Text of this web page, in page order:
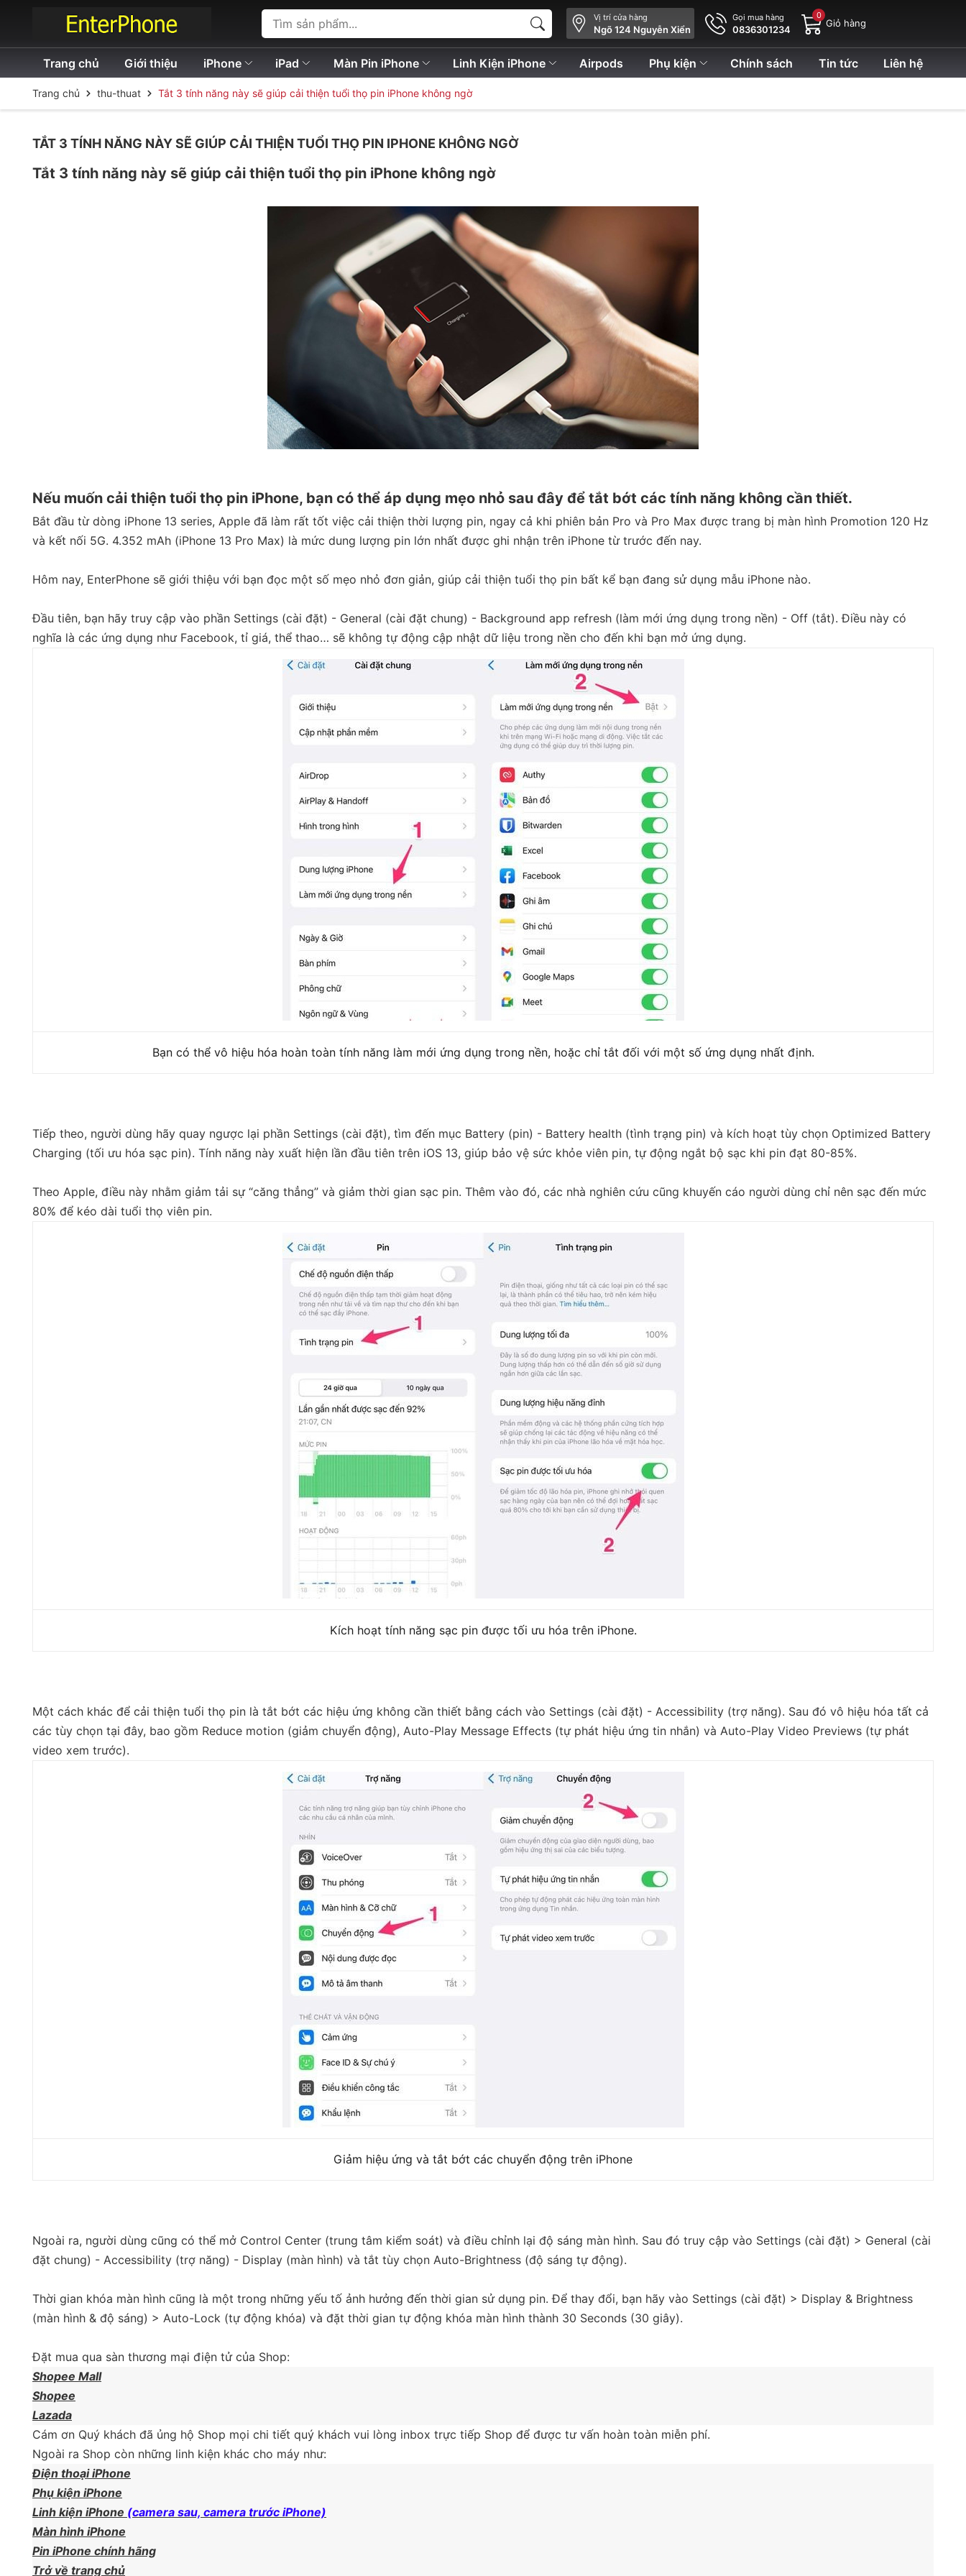
Vị trí cửa hàng
Ngõ 124 Nguyễn Xiển
Gọi mua hàng
0836301234
0
Giỏ hàng
Trang chủ Giới thiệu iPhone iPad Màn Pin iPhone Linh Kiện iPhone Airpods Phụ kiện Chính sách Tin tức Liên hệ
Trang chủ thu-thuat Tắt 3 tính năng này sẽ giúp cải thiện tuổi thọ pin iPhone không ngờ
TẮT 3 TÍNH NĂNG NÀY SẼ GIÚP CẢI THIỆN TUỔI THỌ PIN IPHONE KHÔNG NGỜ
Tắt 3 tính năng này sẽ giúp cải thiện tuổi thọ pin iPhone không ngờ
Nếu muốn cải thiện tuổi thọ pin iPhone, bạn có thể áp dụng mẹo nhỏ sau đây để tắt bớt các tính năng không cần thiết.
Bắt đầu từ dòng iPhone 13 series, Apple đã làm rất tốt việc cải thiện thời lượng pin, ngay cả khi phiên bản Pro và Pro Max được trang bị màn hình Promotion 120 Hz
và kết nối 5G. 4.352 mAh (iPhone 13 Pro Max) là mức dung lượng pin lớn nhất được ghi nhận trên iPhone từ trước đến nay.
Hôm nay, EnterPhone sẽ giới thiệu với bạn đọc một số mẹo nhỏ đơn giản, giúp cải thiện tuổi thọ pin bất kể bạn đang sử dụng mẫu iPhone nào.
Đầu tiên, bạn hãy truy cập vào phần Settings (cài đặt) - General (cài đặt chung) - Background app refresh (làm mới ứng dụng trong nền) - Off (tắt). Điều này có
nghĩa là các ứng dụng như Facebook, tỉ giá, thể thao… sẽ không tự động cập nhật dữ liệu trong nền cho đến khi bạn mở ứng dụng.
Bạn có thể vô hiệu hóa hoàn toàn tính năng làm mới ứng dụng trong nền, hoặc chỉ tắt đối với một số ứng dụng nhất định.
Tiếp theo, người dùng hãy quay ngược lại phần Settings (cài đặt), tìm đến mục Battery (pin) - Battery health (tình trạng pin) và kích hoạt tùy chọn Optimized Battery
Charging (tối ưu hóa sạc pin). Tính năng này xuất hiện lần đầu tiên trên iOS 13, giúp bảo vệ sức khỏe viên pin, tự động ngắt bộ sạc khi pin đạt 80-85%.
Theo Apple, điều này nhằm giảm tải sự “căng thẳng” và giảm thời gian sạc pin. Thêm vào đó, các nhà nghiên cứu cũng khuyến cáo người dùng chỉ nên sạc đến mức
80% để kéo dài tuổi thọ viên pin.
Kích hoạt tính năng sạc pin được tối ưu hóa trên iPhone.
Một cách khác để cải thiện tuổi thọ pin là tắt bớt các hiệu ứng không cần thiết bằng cách vào Settings (cài đặt) - Accessibility (trợ năng). Sau đó vô hiệu hóa tất cả
các tùy chọn tại đây, bao gồm Reduce motion (giảm chuyển động), Auto-Play Message Effects (tự phát hiệu ứng tin nhắn) và Auto-Play Video Previews (tự phát
video xem trước).
Giảm hiệu ứng và tắt bớt các chuyển động trên iPhone
Ngoài ra, người dùng cũng có thể mở Control Center (trung tâm kiểm soát) và điều chỉnh lại độ sáng màn hình. Sau đó truy cập vào Settings (cài đặt) > General (cài
đặt chung) - Accessibility (trợ năng) - Display (màn hình) và tắt tùy chọn Auto-Brightness (độ sáng tự động).
Thời gian khóa màn hình cũng là một trong những yếu tố ảnh hưởng đến thời gian sử dụng pin. Để thay đổi, bạn hãy vào Settings (cài đặt) > Display & Brightness
(màn hình & độ sáng) > Auto-Lock (tự động khóa) và đặt thời gian tự động khóa màn hình thành 30 Seconds (30 giây).
Đặt mua qua sàn thương mại điện tử của Shop:
Shopee Mall
Shopee
Lazada
Cám ơn Quý khách đã ủng hộ Shop mọi chi tiết quý khách vui lòng inbox trực tiếp Shop để được tư vấn hoàn toàn miễn phí.
Ngoài ra Shop còn những linh kiện khác cho máy như:
Điện thoại iPhone
Phụ kiện iPhone
Linh kiện iPhone (camera sau, camera trước iPhone)
Màn hình iPhone
Pin iPhone chính hãng
Trở về trang chủ